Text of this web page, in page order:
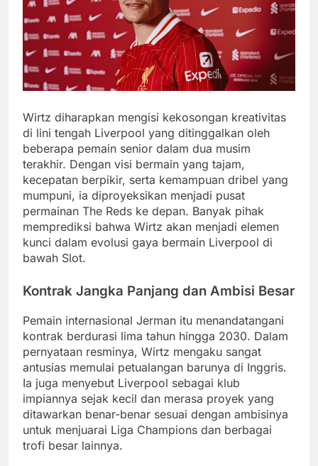
Wirtz diharapkan mengisi kekosongan kreativitas
di lini tengah Liverpool yang ditinggalkan oleh
beberapa pemain senior dalam dua musim
terakhir. Dengan visi bermain yang tajam,
kecepatan berpikir, serta kemampuan dribel yang
mumpuni, ia diproyeksikan menjadi pusat
permainan The Reds ke depan. Banyak pihak
memprediksi bahwa Wirtz akan menjadi elemen
kunci dalam evolusi gaya bermain Liverpool di
bawah Slot.
Kontrak Jangka Panjang dan Ambisi Besar
Pemain internasional Jerman itu menandatangani
kontrak berdurasi lima tahun hingga 2030. Dalam
pernyataan resminya, Wirtz mengaku sangat
antusias memulai petualangan barunya di Inggris.
Ia juga menyebut Liverpool sebagai klub
impiannya sejak kecil dan merasa proyek yang
ditawarkan benar-benar sesuai dengan ambisinya
untuk menjuarai Liga Champions dan berbagai
trofi besar lainnya.